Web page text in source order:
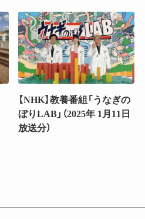
【NHK】教養番組「うなぎの
ぼりLAB」（2025年 1月11日
放送分）